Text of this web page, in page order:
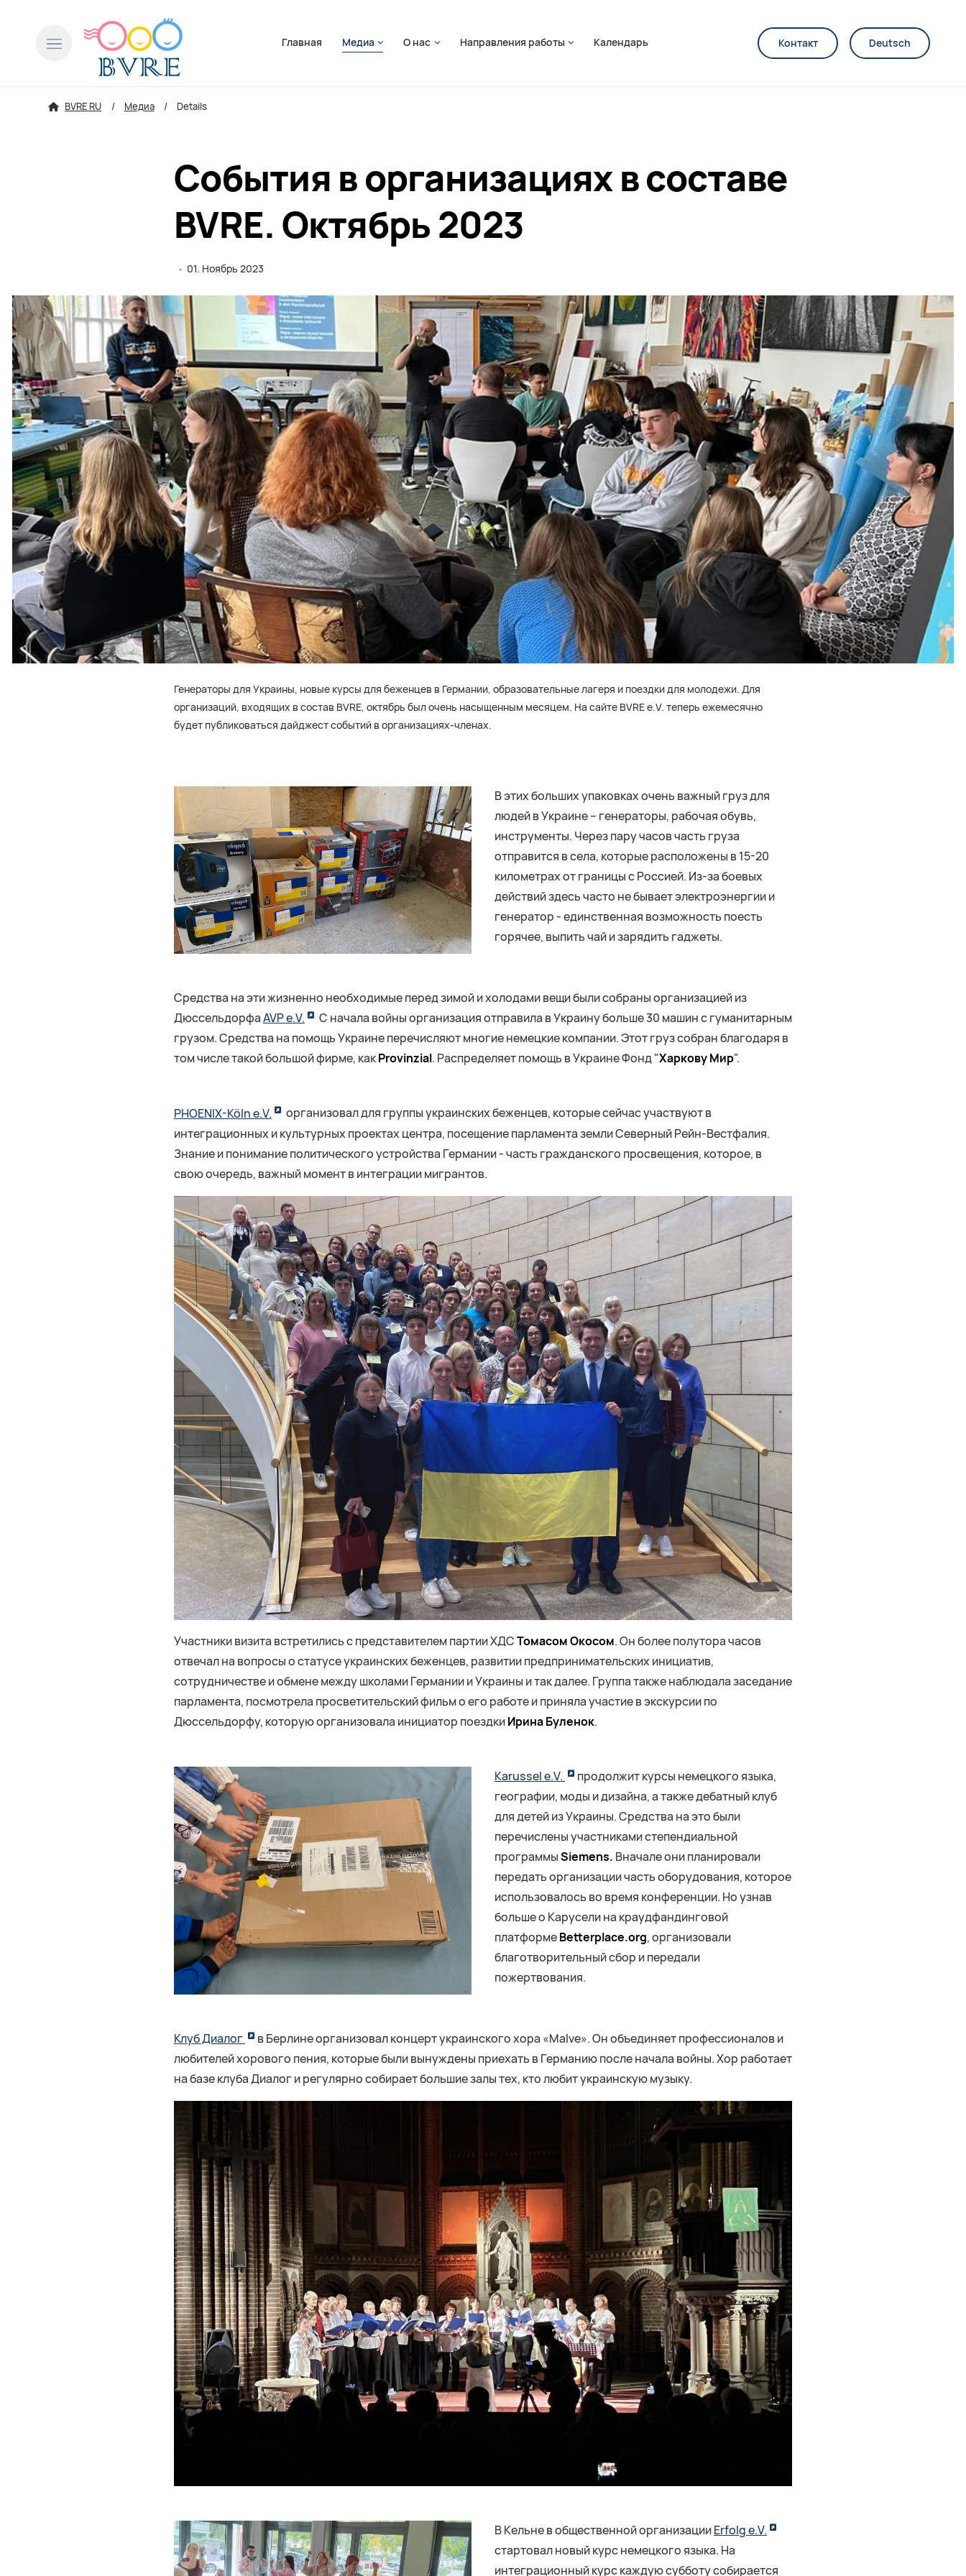
Главная
Медиа О нас Направления работы Календарь Контакт Deutsch
BVRE RU Медиа Details
События в организациях в составе
BVRE. Октябрь 2023
· 01. Ноябрь 2023
Генераторы для Украины, новые курсы для беженцев в Германии, образовательные лагеря и поездки для молодежи. Для
организаций, входящих в состав BVRE, октябрь был очень насыщенным месяцем. На сайте BVRE e.V. теперь ежемесячно
будет публиковаться дайджест событий в организациях-членах.
В этих больших упаковках очень важный груз для
людей в Украине – генераторы, рабочая обувь,
инструменты. Через пару часов часть груза
отправится в села, которые расположены в 15-20
километрах от границы с Россией. Из-за боевых
действий здесь часто не бывает электроэнергии и
генератор - единственная возможность поесть
горячее, выпить чай и зарядить гаджеты.
Средства на эти жизненно необходимые перед зимой и холодами вещи были собраны организацией из
ДюссельдорфаAVP e.V.
С начала войны организация отправила в Украину больше 30 машин с гуманитарным
грузом. Средства на помощь Украине перечисляют многие немецкие компании. Этот груз собран благодаря в
том числе такой большой фирме, какProvinzial. Распределяет помощь в Украине Фонд "Харкову Мир".
PHOENIX-Köln e.V.
организовал для группы украинских беженцев, которые сейчас участвуют в
интеграционных и культурных проектах центра, посещение парламента земли Северный Рейн-Вестфалия.
Знание и понимание политического устройства Германии - часть гражданского просвещения, которое, в
свою очередь, важный момент в интеграции мигрантов.
Участники визита встретились с представителем партии ХДСТомасом Окосом. Он более полутора часов
отвечал на вопросы о статусе украинских беженцев, развитии предпринимательских инициатив,
сотрудничестве и обмене между школами Германии и Украины и так далее. Группа также наблюдала заседание
парламента, посмотрела просветительский фильм о его работе и приняла участие в экскурсии по
Дюссельдорфу, которую организовала инициатор поездкиИрина Буленок.
Karussel e.V.
продолжит курсы немецкого языка,
географии, моды и дизайна, а также дебатный клуб
для детей из Украины. Средства на это были
перечислены участниками степендиальной
программыSiemens. Вначале они планировали
передать организации часть оборудования, которое
использовалось во время конференции. Но узнав
больше о Карусели на краудфандинговой
платформеBetterplace.org, организовали
благотворительный сбор и передали
пожертвования.
Клуб Диалог
в Берлине организовал концерт украинского хора «Malve». Он объединяет профессионалов и
любителей хорового пения, которые были вынуждены приехать в Германию после начала войны. Хор работает
на базе клуба Диалог и регулярно собирает большие залы тех, кто любит украинскую музыку.
В Кельне в общественной организацииErfolg e.V.
стартовал новый курс немецкого языка. На
интеграционный курс каждую субботу собирается